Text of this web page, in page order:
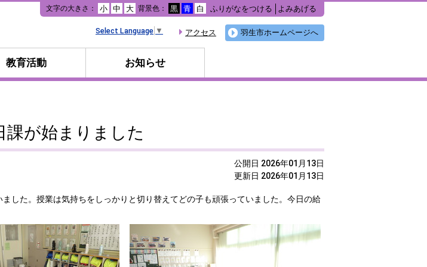
本
文
文字の大きさ： 小 中 大 背景色： 黒 青 白 ふりがなをつける よみあげる
羽生市ホームページへ
アクセス
Select Language ▼
教育活動 お知らせ
課が始まりました
公開日 2026年01月13日
更新日 2026年01月13日
した。授業は気持ちをしっかりと切り替えてどの子も頑張っていました。今日の給